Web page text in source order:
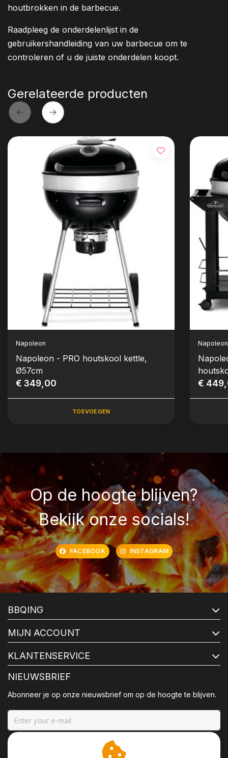
houtbrokken in de barbecue.
Raadpleeg de onderdelenlijst in de
gebruikershandleiding van uw barbecue om te
controleren of u de juiste onderdelen koopt.
Gerelateerde producten
Napoleon
Napoleon - PRO houtskool kettle,
Ø57cm
€ 349,00
TOEVOEGEN
Napoleon
€
Op de hoogte blijven?
Bekijk onze socials!
FACEBOOK INSTAGRAM
BBQING
MIJN ACCOUNT
KLANTENSERVICE
NIEUWSBRIEF
Abonneer je op onze nieuwsbrief om op de hoogte te blijven.